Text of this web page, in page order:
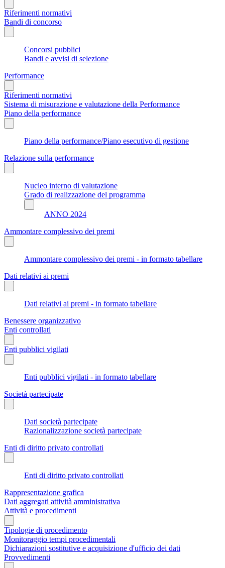
Riferimenti normativi
Bandi di concorso
Concorsi pubblici
Bandi e avvisi di selezione
Performance
Riferimenti normativi
Sistema di misurazione e valutazione della Performance
Piano della performance
Piano della performance/Piano esecutivo di gestione
Relazione sulla performance
Nucleo interno di valutazione
Grado di realizzazione del programma
ANNO 2024
Ammontare complessivo dei premi
Ammontare complessivo dei premi - in formato tabellare
Dati relativi ai premi
Dati relativi ai premi - in formato tabellare
Benessere organizzativo
Enti controllati
Enti pubblici vigilati
Enti pubblici vigilati - in formato tabellare
Società partecipate
Dati società partecipate
Razionalizzazione società partecipate
Enti di diritto privato controllati
Enti di diritto privato controllati
Rappresentazione grafica
Dati aggregati attività amministrativa
Attività e procedimenti
Tipologie di procedimento
Monitoraggio tempi procedimentali
Dichiarazioni sostitutive e acquisizione d'ufficio dei dati
Provvedimenti